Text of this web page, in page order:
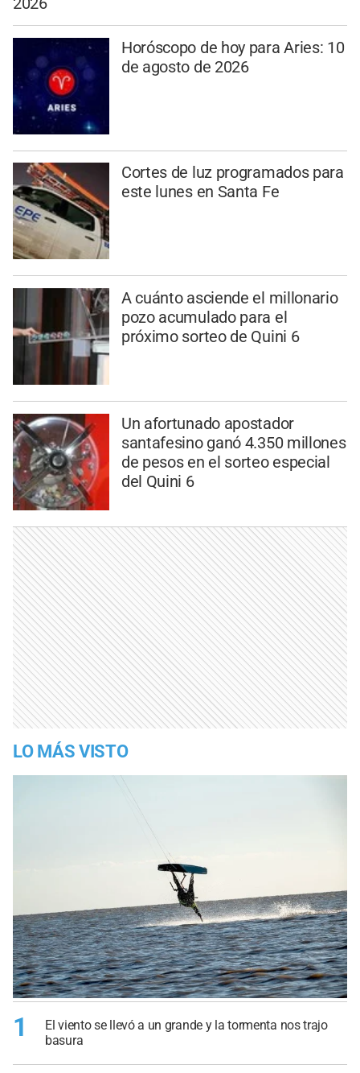
Horóscopo de hoy para Aries: 10
de agosto de 2026
Cortes de luz programados para
este lunes en Santa Fe
A cuánto asciende el millonario
pozo acumulado para el
próximo sorteo de Quini 6
Un afortunado apostador
santafesino ganó 4.350 millones
de pesos en el sorteo especial
del Quini 6
LO MÁS VISTO
1
El viento se llevó a un grande y la tormenta nos trajo
basura